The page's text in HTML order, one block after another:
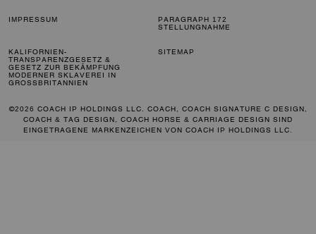
IMPRESSUM
PARAGRAPH 172
STELLUNGNAHME
KALIFORNIEN-
TRANSPARENZGESETZ &
GESETZ ZUR BEKÄMPFUNG
MODERNER SKLAVEREI IN
GROSSBRITANNIEN
SITEMAP
©2026 COACH IP HOLDINGS LLC. COACH, COACH SIGNATURE C DESIGN,
COACH & TAG DESIGN, COACH HORSE & CARRIAGE DESIGN SIND
EINGETRAGENE MARKENZEICHEN VON COACH IP HOLDINGS LLC.